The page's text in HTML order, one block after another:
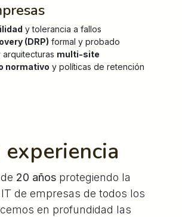
y tolerancia a fallos
(DRP) formal y probado
arquitecturas multi-site
normativo y políticas de retención
20 años protegiendo la
de empresas de todos los
en profundidad las